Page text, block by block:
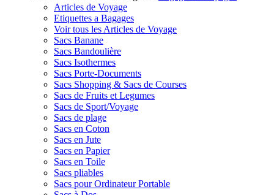
Articles de Voyage
Etiquettes a Bagages
Voir tous les Articles de Voyage
Sacs Banane
Sacs Bandoulière
Sacs Isothermes
Sacs Porte-Documents
Sacs Shopping & Sacs de Courses
Sacs de Fruits et Legumes
Sacs de Sport/Voyage
Sacs de plage
Sacs en Coton
Sacs en Jute
Sacs en Papier
Sacs en Toile
Sacs pliables
Sacs pour Ordinateur Portable